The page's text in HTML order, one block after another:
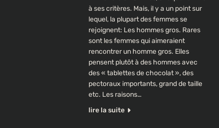
à ses critères. Mais, il y a un point sur
lequel, la plupart des femmes se
rejoignent: Les hommes gros. Rares
sont les femmes qui aimeraient
rencontrer un homme gros. Elles
pensent plutôt à des hommes avec
des « tablettes de chocolat », des
pectoraux importants, grand de taille
etc. Les raisons…
lire la suite